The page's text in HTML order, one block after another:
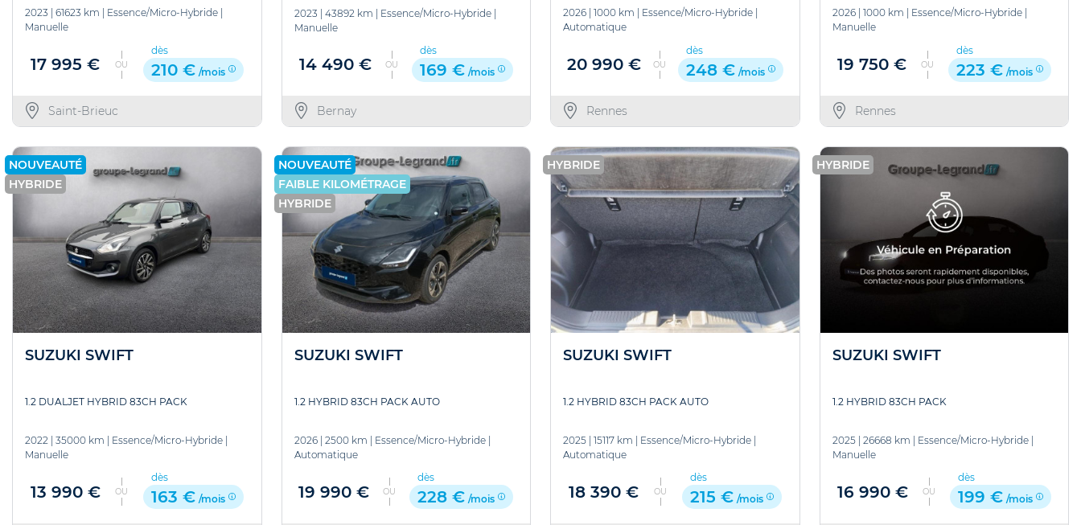
2023 61623 km Essence/Micro-Hybride
Manuelle
17 995 € OU
dès
210 € /mois
Saint-Brieuc
2023 | 43892 km | Essence/Micro-Hybride|
Manuelle
14 490 € OU
dès
169 € /mois
Bernay
2026 1000 km Essence/Micro-Hybride
Automatique
20 990 € OU
dès
248 € /mois
Rennes
2026| 1000 km Essence/Micro-Hybride|
Manuelle
19 750 € OU
dès
223 € /mois
Rennes
NOUVEAUTÉ
HYBRIDE
SUZUKI SWIFT
1.2 DUALJET HYBRID 83CH PACK
2022 35000 km Essence/Micro-Hybride
Manuelle
13 990 € OU
dès
163 € /mois
NOUVEAUTÉ
FAIBLE KILOMÉTRAGE
HYBRIDE
SUZUKI SWIFT
1.2 HYBRID 83CH PACK AUTO
2026| 2500 km Essence/Micro-Hybride|
Automatique
19 990 € OU
dès
228 € /mois
HYBRIDE
SUZUKI SWIFT
1.2 HYBRID 83CH PACK AUTO
2025 15117 km Essence/Micro-Hybride
Automatique
18 390 € OU
dès
215 € /mois
HYBRIDE
SUZUKI SWIFT
1.2 HYBRID 83CH PACK
2025| 26668 km Essence/Micro-Hybride|
Manuelle
16 990 € OU
dès
199 € /mois